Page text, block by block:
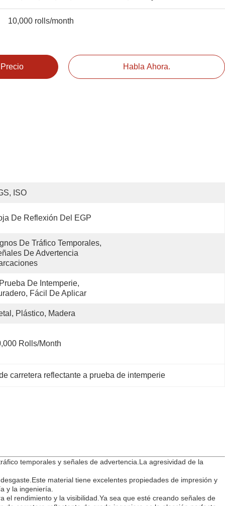
10,000 rolls/month
Habla Ahora.
ISO
De Reflexión Del EGP
De Tráfico Temporales,
De Advertencia
De Intemperie,
Fácil De Aplicar
Plástico, Madera
Rolls/month
carretera reflectante a prueba de intemperie
temporales y señales de advertencia.La agresividad de la
material tiene excelentes propiedades de impresión y
y la ingeniería.
rendimiento y la visibilidad.Ya sea que esté creando señales de